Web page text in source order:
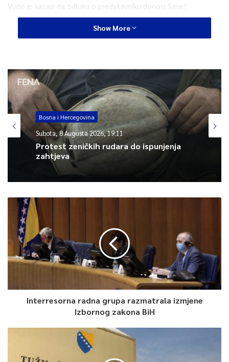
Vučić je kazao da odluku o predstavniku donosi Savet
bezbednosti UN, a da će Srbija u skladu sa ovlašćenjima iz
Aneksa 10 Dejtonskog sporazuma tražiti od visokog
“Redovno ćemo da tražimo izveštaje i uvereni smo da ukoliko
opstanu na teritoriji BiH, oni će tu obavezu i ispunjavati”, rekao
je Vučić.
Prema njegovim rečima, Srbija će morati da razgovara sa
visokim predstavnikom, ali će uvek iskazivati svoje mišljenje,
stavove i odnos i slušati RS šta po tom pitanju ima da kaže.
Vučić je kazao da poznaje Schmidta, da je reč o ozbiljnom
da su lični odnosi jedno, a principi nešto drugo.
Predsedavajući Predsedništva Bosne i Hercegovine Milorad
Dodik, koji je lider vladajuće stranke u entitetu RS Saveza
nezavisnih socijaldemokrata (SNSD), naveo je da RS neće
prihvatiti imenovanje visokog predstavnika u BiH bez
relevantne rezolucije Saveta bezbednosti UN.
“Bez rezolucije Saveta bezbednosti imenovanje visokog
Show More
Bosna i Hercegovina
Subota, 8 Augusta 2026, 19:11
Protest zeničkih rudara do ispunjenja
zahtjeva
Interresorna radna grupa razmatrala izmjene
Izbornog zakona BiH